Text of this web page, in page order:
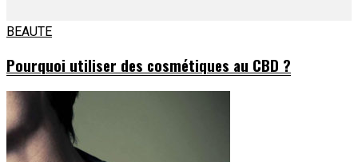
BEAUTE
Pourquoi utiliser des cosmétiques au CBD ?